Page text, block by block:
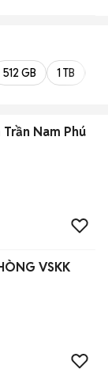
512 GB 1 TB
Nam Phú
VSKK